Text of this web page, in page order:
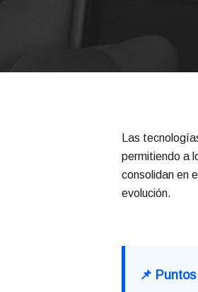
Las
permitiendo a
consolidan en
evolución.
📌